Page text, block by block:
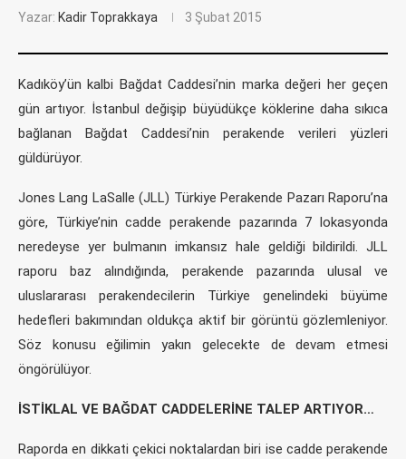
Yazar: Kadir Toprakkaya 3 Şubat 2015
Kadıköy’ün kalbi Bağdat Caddesi’nin marka değeri her geçen
gün artıyor. İstanbul değişip büyüdükçe köklerine daha sıkıca
bağlanan Bağdat Caddesi’nin perakende verileri yüzleri
güldürüyor.
Jones Lang LaSalle (JLL) Türkiye Perakende Pazarı Raporu’na
göre, Türkiye’nin cadde perakende pazarında 7 lokasyonda
neredeyse yer bulmanın imkansız hale geldiği bildirildi. JLL
raporu baz alındığında, perakende pazarında ulusal ve
uluslararası perakendecilerin Türkiye genelindeki büyüme
hedefleri bakımından oldukça aktif bir görüntü gözlemleniyor.
Söz konusu eğilimin yakın gelecekte de devam etmesi
öngörülüyor.
İSTİKLAL VE BAĞDAT CADDELERİNE TALEP ARTIYOR…
Raporda en dikkati çekici noktalardan biri ise cadde perakende